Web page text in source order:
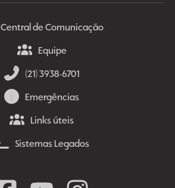
Central de Comunicação
Equipe
(21) 3938-6701
Emergências
Links úteis
Sistemas Legados